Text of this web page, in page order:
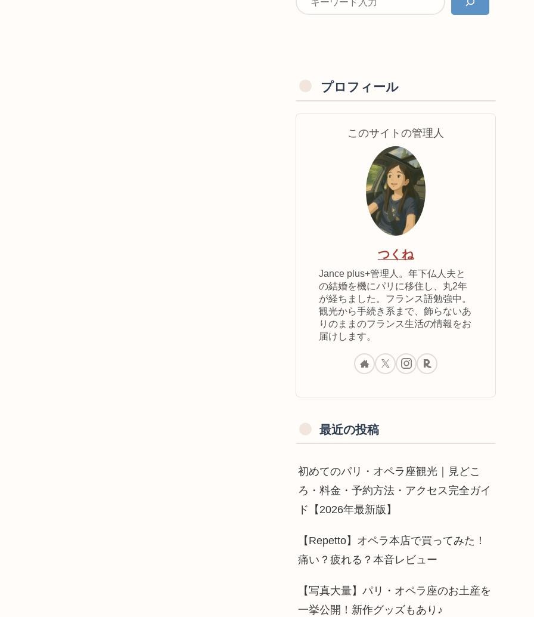
プロフィール
このサイトの管理人
つくね
Jance plus+管理人。年下仏人夫と
の結婚を機にパリに移住し、丸2年
が経ちました。フランス語勉強中。
観光から手続き系まで、飾らないあ
りのままのフランス生活の情報をお
届けします。
最近の投稿
初めてのパリ・オペラ座観光｜見どこ
ろ・料金・予約方法・アクセス完全ガイ
ド【2026年最新版】
【Repetto】オペラ本店で買ってみた！
痛い？疲れる？本音レビュー
【写真大量】パリ・オペラ座のお土産を
一挙公開！新作グッズもあり♪